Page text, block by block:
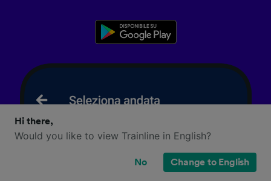
Hi there,
Would you like to view Trainline in English?
No Change to English